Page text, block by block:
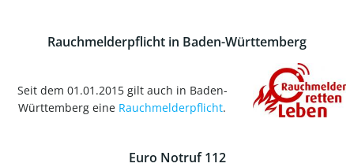
Rauchmelderpflicht in Baden-Württemberg
Seit dem 01.01.2015 gilt auch in Baden-
Württemberg eine Rauchmelderpflicht.
Euro Notruf 112